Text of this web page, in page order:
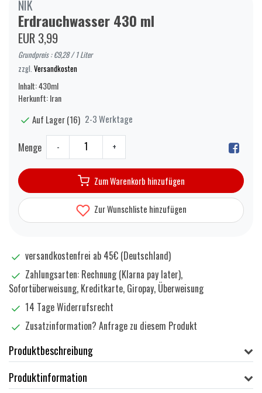
NIK
Erdrauchwasser 430 ml
EUR 3,99
Grundpreis : €9,28 / 1 Liter
zzgl. Versandkosten
Inhalt: 430ml
​Herkunft: Iran
Auf Lager (16) 2-3 Werktage
Menge - +
Zum Warenkorb hinzufügen
Zur Wunschliste hinzufügen
versandkostenfrei ab 45€ (Deutschland)
Zahlungsarten: Rechnung (Klarna pay later),
Sofortüberweisung, Kreditkarte, Giropay, Überweisung
14 Tage Widerrufsrecht
Zusatzinformation? Anfrage zu diesem Produkt
Produktbeschreibung
Produktinformation